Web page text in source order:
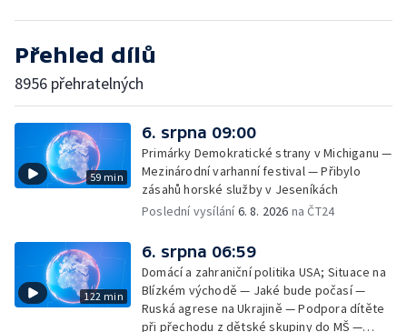
Přehled dílů
8956 přehratelných
59 min
6. srpna 09:00
Primárky Demokratické strany v Michiganu —
Mezinárodní varhanní festival — Přibylo
zásahů horské služby v Jeseníkách
Poslední vysílání6. 8. 2026 na ČT24
122 min
6. srpna 06:59
Domácí a zahraniční politika USA; Situace na
Blízkém východě — Jaké bude počasí —
Ruská agrese na Ukrajině — Podpora dítěte
při přechodu z dětské skupiny do MŠ —